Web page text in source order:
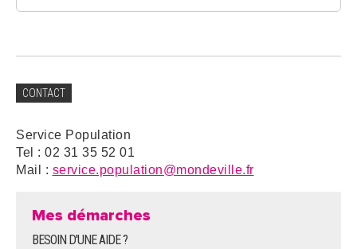
CONTACT
Service Population
Tel : 02 31 35 52 01
Mail : service.population@mondeville.fr
Mes démarches
BESOIN D'UNE AIDE ?